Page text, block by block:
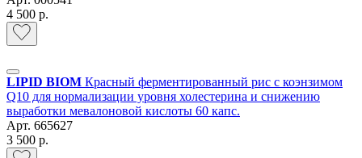
4 500 р.
LIPID BIOM Красный ферментированный рис c коэнзимом
Q10 для нормализации уровня холестерина и снижению
выработки мевалоновой кислоты 60 капс.
Арт. 665627
3 500 р.